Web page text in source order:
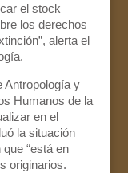
el stock
los derechos
alerta el
Antropología y
Humanos de la
en el
la situación
“está en
originarios.